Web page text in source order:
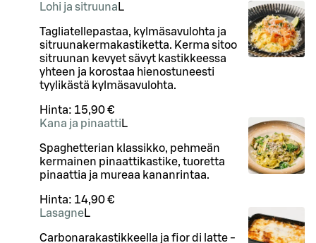
Lohi ja sitruuna L
Tagliatellepastaa, kylmäsavulohta ja
sitruunakermakastiketta. Kerma sitoo
sitruunan kevyet sävyt kastikkeessa
yhteen ja korostaa hienostuneesti
tyylikästä kylmäsavulohta.
Hinta: 15,90 €
Kana ja pinaatti L
Spaghetterian klassikko, pehmeän
kermainen pinaattikastike, tuoretta
pinaattia ja mureaa kananrintaa.
Hinta: 14,90 €
LasagneL
Carbonarakastikkeella ja fior di latte -